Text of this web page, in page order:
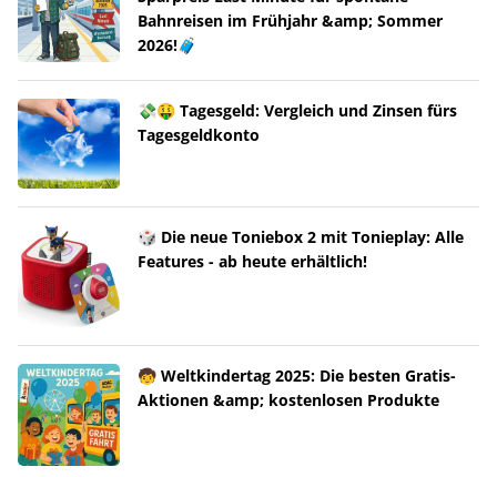
Bahnreisen im Frühjahr &amp; Sommer
2026!🧳
💸🤑 Tagesgeld: Vergleich und Zinsen fürs
Tagesgeldkonto
🎲 Die neue Toniebox 2 mit Tonieplay: Alle
Features - ab heute erhältlich!
🧒 Weltkindertag 2025: Die besten Gratis-
Aktionen &amp; kostenlosen Produkte